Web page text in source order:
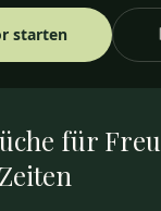
starten
für